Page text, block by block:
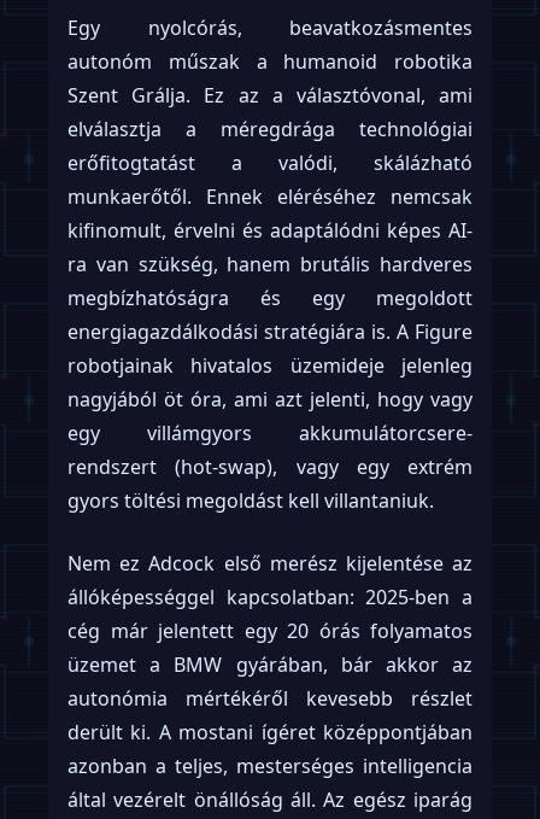
Egy nyolcórás, beavatkozásmentes
autonóm műszak a humanoid robotika
Szent Grálja. Ez az a választóvonal, ami
elválasztja a méregdrága technológiai
erőfitogtatást a valódi, skálázható
munkaerőtől. Ennek eléréséhez nemcsak
kifinomult, érvelni és adaptálódni képes AI-
ra van szükség, hanem brutális hardveres
megbízhatóságra és egy megoldott
energiagazdálkodási stratégiára is. A Figure
robotjainak hivatalos üzemideje jelenleg
nagyjából öt óra, ami azt jelenti, hogy vagy
egy villámgyors akkumulátorcsere-
rendszert (hot-swap), vagy egy extrém
gyors töltési megoldást kell villantaniuk.
Nem ez Adcock első merész kijelentése az
állóképességgel kapcsolatban: 2025-ben a
cég már jelentett egy 20 órás folyamatos
üzemet a BMW gyárában, bár akkor az
autonómia mértékéről kevesebb részlet
derült ki. A mostani ígéret középpontjában
azonban a teljes, mesterséges intelligencia
által vezérelt önállóság áll. Az egész iparág